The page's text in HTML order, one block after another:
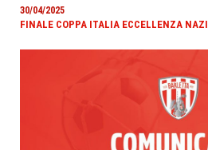
30/04/2025
FINALE COPPA ITALIA ECCELLENZA